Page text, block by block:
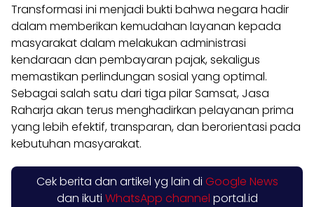
Transformasi ini menjadi bukti bahwa negara hadir
dalam memberikan kemudahan layanan kepada
masyarakat dalam melakukan administrasi
kendaraan dan pembayaran pajak, sekaligus
memastikan perlindungan sosial yang optimal.
Sebagai salah satu dari tiga pilar Samsat, Jasa
Raharja akan terus menghadirkan pelayanan prima
yang lebih efektif, transparan, dan berorientasi pada
kebutuhan masyarakat.
Cek berita dan artikel yg lain di Google News
dan ikuti WhatsApp channel portal.id